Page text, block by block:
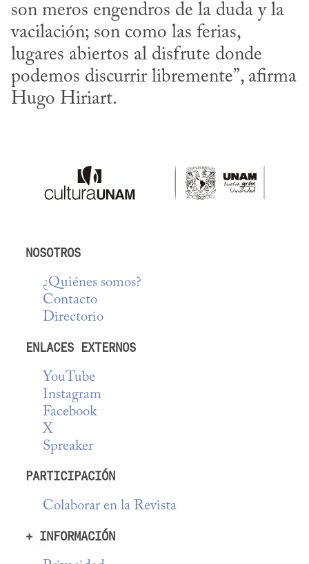
son meros engendros de la duda y la
vacilación; son como las ferias,
lugares abiertos al disfrute donde
podemos discurrir libremente”, afirma
Hugo Hiriart.
NOSOTROS
¿Quiénes somos?
Contacto
Directorio
ENLACES EXTERNOS
YouTube
Instagram
Facebook
X
Spreaker
PARTICIPACIÓN
Colaborar en la Revista
+ INFORMACIÓN